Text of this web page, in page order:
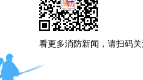
看更多消防新闻，请扫码